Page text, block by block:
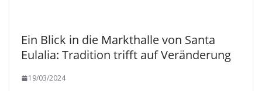
Ein Blick in die Markthalle von Santa
Eulalia: Tradition trifft auf Veränderung
19/03/2024